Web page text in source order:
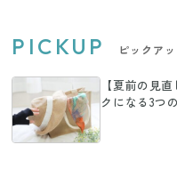
PICKUP ピックア
【夏前の見
クになる3つ